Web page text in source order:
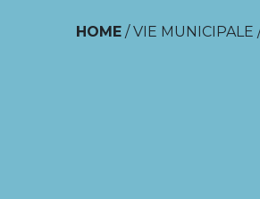
HOME /VIE MUNICIPALE